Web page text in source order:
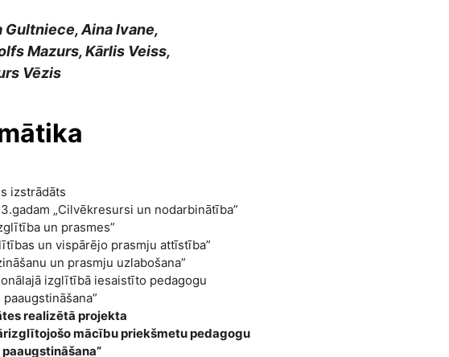
Aina Ivane,
Mazurs, Kārlis Veiss,
Vēzis
izstrādāts
„Cilvēkresursi un nodarbinātība”
un prasmes”
un vispārējo prasmju attīstība”
un prasmju uzlabošana”
izglītībā iesaistīto pedagogu
realizētā projekta
mācību priekšmetu pedagogu